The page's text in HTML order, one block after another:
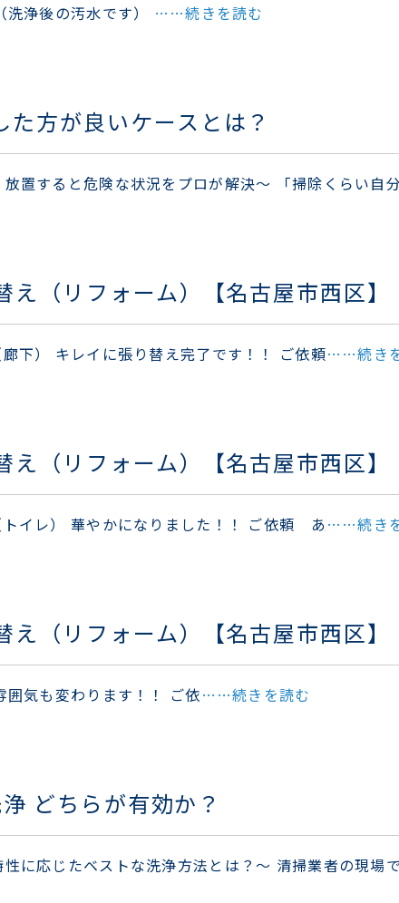
浄後の汚水です） ……続きを読む
方が良いケースとは？
置すると危険な状況をプロが解決〜 「掃除くらい自
（リフォーム）【名古屋市西区】
下） キレイに張り替え完了です！！ ご依頼……続き
（リフォーム）【名古屋市西区】
イレ） 華やかになりました！！ ご依頼 あ……続き
（リフォーム）【名古屋市西区】
囲気も変わります！！ ご依……続きを読む
どちらが有効か？
に応じたベストな洗浄方法とは？～ 清掃業者の現場